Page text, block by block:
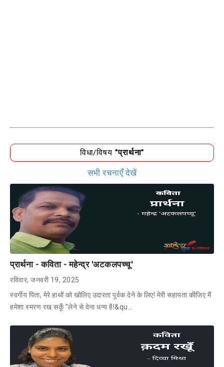
विधा/विषय "प्रार्थना"
सभी रचनाएँ देखें
प्रार्थना - कविता - महेन्द्र 'अटकलपच्चू'
रविवार, जनवरी 19, 2025
स्वर्गीय पिता, मेरे हाथों को खोलिए उदारता पूर्वक देने के लिए! मेरी सहायता कीजिए मैं
हमेशा स्मरण रख सकूँ "लेने से देना धन्य है!&qu…